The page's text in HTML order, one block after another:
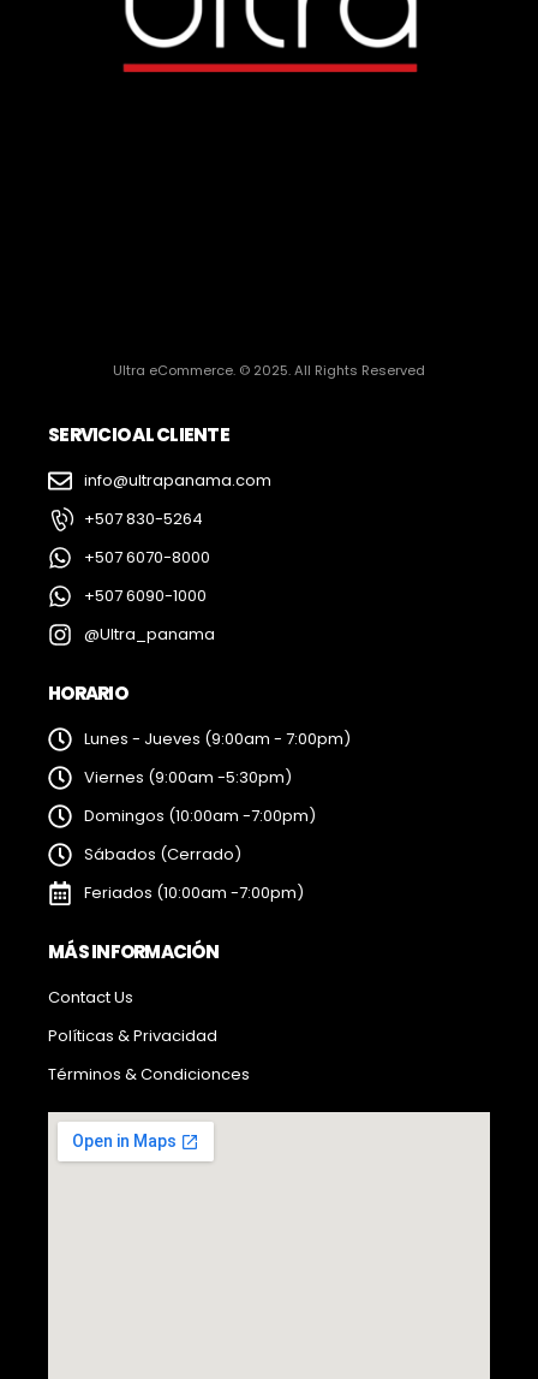
Ultra eCommerce. © 2025. All Rights Reserved
SERVICIO AL CLIENTE
info@ultrapanama.com
+507 830-5264
+507 6070-8000
+507 6090-1000
@Ultra_panama
HORARIO
Lunes - Jueves (9:00am - 7:00pm)
Viernes (9:00am -5:30pm)
Domingos (10:00am -7:00pm)
Sábados (Cerrado)
Feriados (10:00am -7:00pm)
MÁS INFORMACIÓN
Contact Us
Políticas & Privacidad
Términos & Condicionces